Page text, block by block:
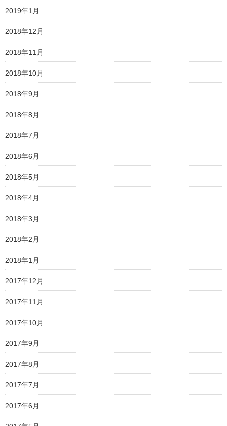
2019年1月
2018年12月
2018年11月
2018年10月
2018年9月
2018年8月
2018年7月
2018年6月
2018年5月
2018年4月
2018年3月
2018年2月
2018年1月
2017年12月
2017年11月
2017年10月
2017年9月
2017年8月
2017年7月
2017年6月